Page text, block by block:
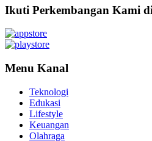
Ikuti Perkembangan Kami di
Menu Kanal
Teknologi
Edukasi
Lifestyle
Keuangan
Olahraga